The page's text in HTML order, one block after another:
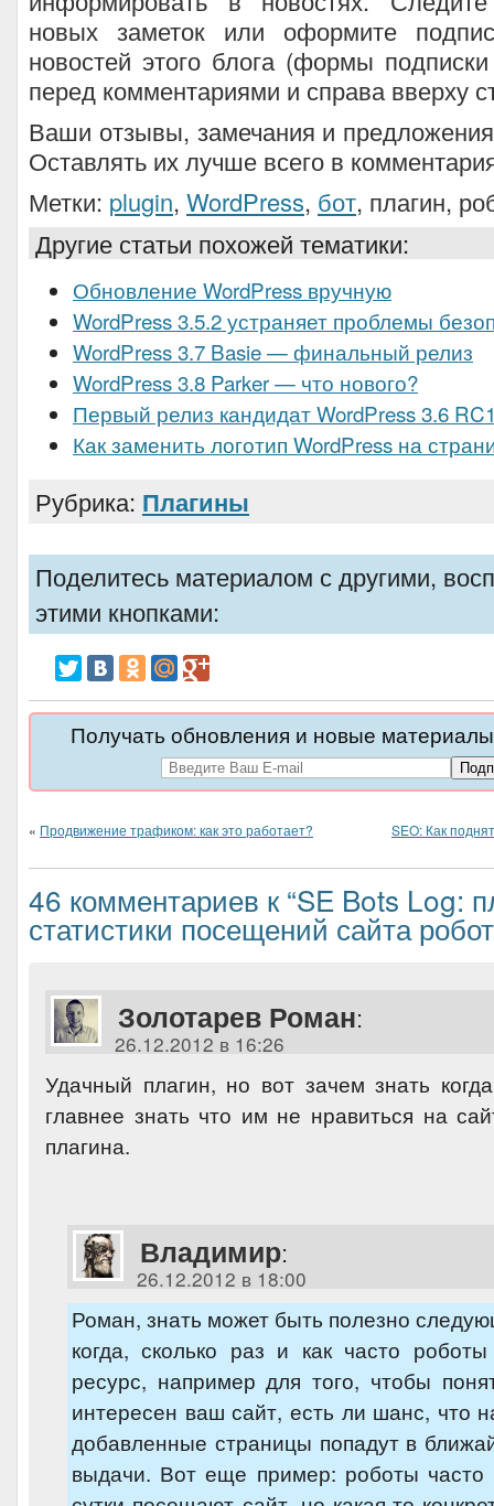
новых заметок или оформите
новостей этого блога (формы
перед комментариями и справа вверху
Ваши отзывы, замечания и
Оставлять их лучше всего в
Метки: plugin, WordPress, бот, плагин,
Другие статьи похожей тематики:
Обновление WordPress вручную
WordPress 3.5.2 устраняет проблемы
WordPress 3.7 Basie — финальный релиз
WordPress 3.8 Parker — что нового?
Первый релиз кандидат WordPress 3.6
Как заменить логотип WordPress на
Рубрика: Плагины
Поделитесь материалом с другими,
этими кнопками:
Получать обновления и новые
« Продвижение трафиком: как это работает? SEO: Как
46 комментариев к “SE Bots Log:
статистики посещений сайта
Золотарев Роман:
26.12.2012 в 16:26
Удачный плагин, но вот зачем знать
главнее знать что им не нравиться на
плагина.
Владимир:
26.12.2012 в 18:00
Роман, знать может быть полезно
когда, сколько раз и как часто
ресурс, например для того, чтобы
интересен ваш сайт, есть ли шанс, что
добавленные страницы попадут в
выдачи. Вот еще пример: роботы часто